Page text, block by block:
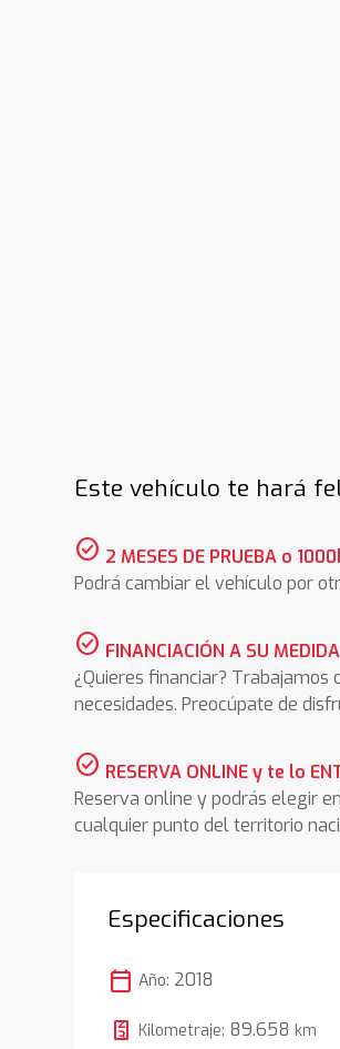
Este vehículo te hará
check_circle 2 MESES DE PRUEBA o
Podrá cambiar el vehículo por
check_circle FINANCIACIÓN A SU MEDIDA
¿Quieres financiar?
necesidades. Preocúpate de
check_circle RESERVA ONLINE y te lo
Reserva online y podrás elegir
cualquier punto del territorio
Especificaciones
calendar_today Año: 2018
Kilometraje: 89.658 km